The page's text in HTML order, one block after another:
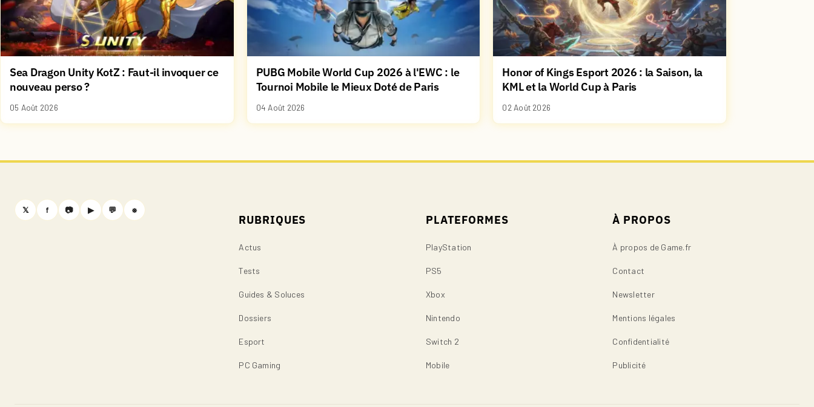
Sea Dragon Unity KotZ : Faut-il invoquer ce
nouveau perso ?
05 Août 2026
PUBG Mobile World Cup 2026 à l'EWC : le
Tournoi Mobile le Mieux Doté de Paris
04 Août 2026
Honor of Kings Esport 2026 : la Saison, la
KML et la World Cup à Paris
02 Août 2026
𝕏 f 📷 ▶ 💬 ⎈
RUBRIQUES
Actus
Tests
Guides & Soluces
Dossiers
Esport
PC Gaming
PLATEFORMES
PlayStation
PS5
Xbox
Nintendo
Switch 2
Mobile
À PROPOS
À propos de Game.fr
Contact
Newsletter
Mentions légales
Confidentialité
Publicité